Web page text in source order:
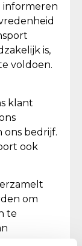
informeren
is,
voldoen.
klant
ons bedrijf.
ook
om
te